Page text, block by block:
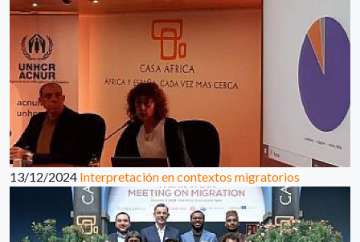
13/12/2024 Interpretación en contextos migratorios